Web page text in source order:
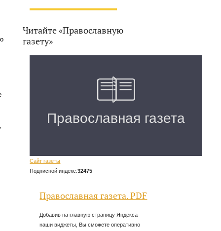
Читайте «Православную
газету»
Сайт газеты
Подписной индекс:32475
Православная газета. PDF
Добавив на главную страницу Яндекса
наши виджеты, Вы сможете оперативно